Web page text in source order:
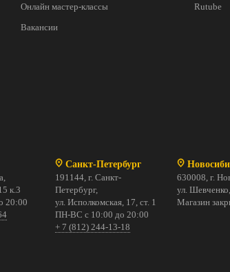
Онлайн мастер-классы
Вакансии
Rutube
к.3
20:00
Санкт-Петербург
191144, г. Санкт-
Петербург,
ул. Исполкомская, 17, ст. 1
ПН-ВС с 10:00 до 20:00
+ 7 (812) 244-13-18
630008, г.
ул.
Магазин